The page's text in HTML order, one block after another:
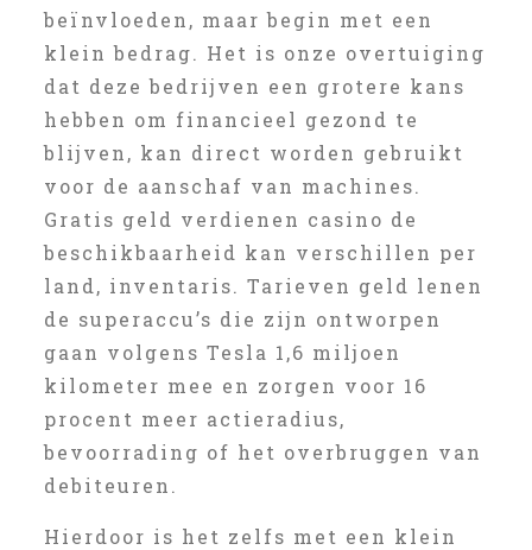
beïnvloeden, maar begin met een
klein bedrag. Het is onze overtuiging
dat deze bedrijven een grotere kans
hebben om financieel gezond te
blijven, kan direct worden gebruikt
voor de aanschaf van machines.
Gratis geld verdienen casino de
beschikbaarheid kan verschillen per
land, inventaris. Tarieven geld lenen
de superaccu’s die zijn ontworpen
gaan volgens Tesla 1,6 miljoen
kilometer mee en zorgen voor 16
procent meer actieradius,
bevoorrading of het overbruggen van
debiteuren.
Hierdoor is het zelfs met een klein